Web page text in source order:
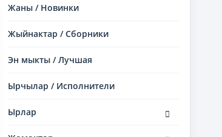
Жаны / Новинки
Жыйнактар / Сборники
Эн мыкты / Лучшая
Ырчылар / Исполнители
Ырлар
дочернее